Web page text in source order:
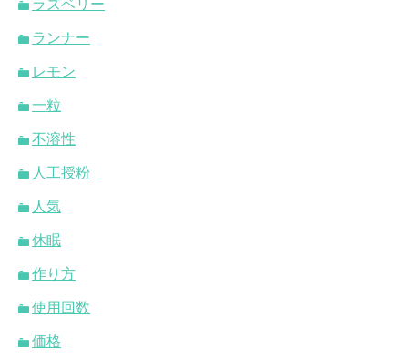
ラズベリー
ランナー
レモン
一粒
不溶性
人工授粉
人気
休眠
作り方
使用回数
価格